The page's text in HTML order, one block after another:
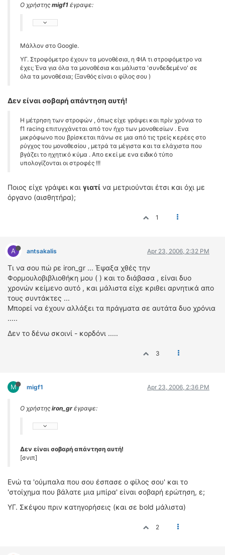
Ο χρήστης migf1 έγραψε:
Μάλλον στο Google.
ΥΓ. Στροφόμετρο έχουν τα μονοθέσια, η ΦΙΑ τι στροφόμετρο να
έχει; Ένα για όλα τα μονοθέσια και μάλιστα 'συνδεδεμένο' σε
όλα τα μονοθέσια; (Ξανθός είναι ο φίλος σου )
Δεν είναι σοβαρή απάντηση αυτή!
Η μέτρηση των στροφών , όπως είχε γράψει και πρίν χρόνια το
f1 racing επιτυγχάνεται από τον ήχο των μονοθεσίων . Ενα
μικρόφωνο που βρίσκεται πάνω σε μια από τις τρείς κερέες στο
ρύγχος του μονοθεσίου , μετρά τα μέγιστα και τα ελάχιστα που
βγάζει το ηχητικό κύμα . Απο εκεί με ενα ειδικό τύπο
υπολογίζονται οι στροφές !!!
Ποιος είχε γράψει και γιατί να μετριούνται έτσι και όχι με
όργανο (αισθητήρα);
1
A antsakalis Apr 23, 2006, 2:32 PM
Τι να σου πώ ρε iron_gr ... Έψαξα χθές την
Φορμουλοβιβλιοθήκη μου ( ) και το διάβασα , είναι δυο
χρονών κείμενο αυτό , και μάλιστα είχε κριθει αρνητικά απο
τους συντάκτες ...
Μπορεί να έχουν αλλάξει τα πράγματα σε αυτάτα δυο χρόνια
.....
Δεν το δένω σκοινί - κορδόνι .....
3
M migf1 Apr 23, 2006, 2:36 PM
Ο χρήστης iron_gr έγραψε:
Δεν είναι σοβαρή απάντηση αυτή!
[σνιπ]
Ενώ τα 'ούμπαλα που σου έσπασε ο φίλος σου' και το
'στοίχημα που βάλατε μια μπίρα' είναι σοβαρή ερώτηση, ε;
ΥΓ. Σκέψου πριν κατηγορήσεις (και σε bold μάλιστα)
2